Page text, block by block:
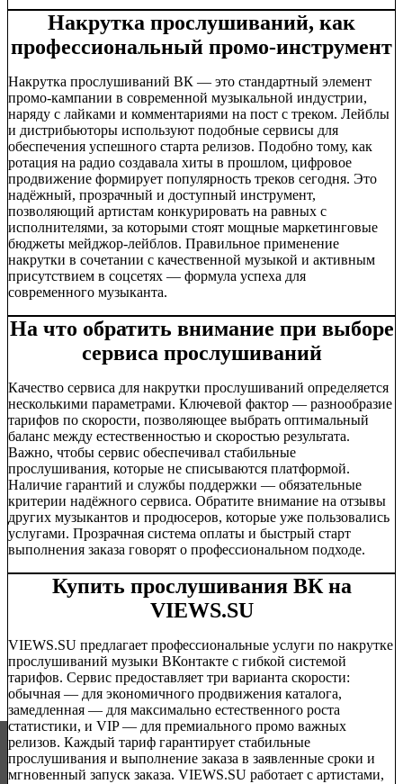
Накрутка прослушиваний, как
профессиональный промо-инструмент
Накрутка прослушиваний ВК — это стандартный элемент
промо-кампании в современной музыкальной индустрии,
наряду с лайками и комментариями на пост с треком. Лейблы
и дистрибьюторы используют подобные сервисы для
обеспечения успешного старта релизов. Подобно тому, как
ротация на радио создавала хиты в прошлом, цифровое
продвижение формирует популярность треков сегодня. Это
надёжный, прозрачный и доступный инструмент,
позволяющий артистам конкурировать на равных с
исполнителями, за которыми стоят мощные маркетинговые
бюджеты мейджор-лейблов. Правильное применение
накрутки в сочетании с качественной музыкой и активным
присутствием в соцсетях — формула успеха для
современного музыканта.
На что обратить внимание при выборе
сервиса прослушиваний
Качество сервиса для накрутки прослушиваний определяется
несколькими параметрами. Ключевой фактор — разнообразие
тарифов по скорости, позволяющее выбрать оптимальный
баланс между естественностью и скоростью результата.
Важно, чтобы сервис обеспечивал стабильные
прослушивания, которые не списываются платформой.
Наличие гарантий и службы поддержки — обязательные
критерии надёжного сервиса. Обратите внимание на отзывы
других музыкантов и продюсеров, которые уже пользовались
услугами. Прозрачная система оплаты и быстрый старт
выполнения заказа говорят о профессиональном подходе.
Купить прослушивания ВК на
VIEWS.SU
VIEWS.SU предлагает профессиональные услуги по накрутке
прослушиваний музыки ВКонтакте с гибкой системой
тарифов. Сервис предоставляет три варианта скорости:
обычная — для экономичного продвижения каталога,
замедленная — для максимально естественного роста
статистики, и VIP — для премиального промо важных
релизов. Каждый тариф гарантирует стабильные
прослушивания и выполнение заказа в заявленные сроки и
мгновенный запуск заказа. VIEWS.SU работает с артистами,